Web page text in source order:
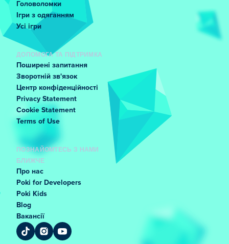
Головоломки
Ігри з одяганням
Усі ігри
ДОПОМОГА ТА ПІДТРИМКА
Поширені запитання
Зворотній зв'язок
Центр конфіденційності
Privacy Statement
Cookie Statement
Terms of Use
ПОЗНАЙОМТЕСЬ З НАМИ
БЛИЖЧЕ
Про нас
Poki for Developers
Poki Kids
Blog
Вакансії